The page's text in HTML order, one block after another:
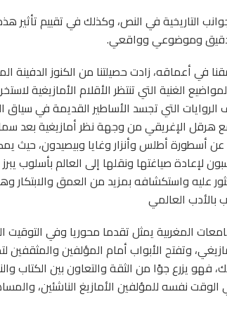
التاريخية في النص، وكذلك في تقييم تأثير
دقيق وموضوعي وواقعي.
في أعماقه، زادت حصيلتنا من الكنوز الدفينة
الغنية التي تنتظر الأقلام الأمازيغية
التي تجسد الأساطير القديمة في سياق
هرقل الإغريقي من وجهة نظر أمازيغية بعد
أسطورة أطلس وأنزار وغايا وبيصيدون، حيث
صياغتها ونقلها إلى العالم بأسلوب يبرز
عليه واستكشافه بمزيد من العمق والابتكار
بالأدب العالمي
المغربية يمثل تقدما محوريا وفي التوقيت
وتفتح الأبواب أمام المؤلفين والمثقفين
فهو يزرع جوًا من الثقة والتعاون بين الكتاب
نفسه للمؤلفين الأمازيغ الناشئين،